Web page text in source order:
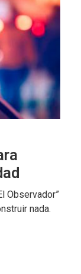
Observador”
nada.